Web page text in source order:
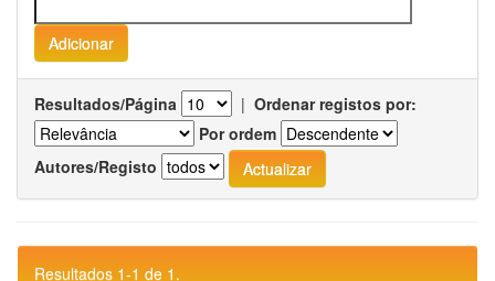
Resultados/Página | Ordenar registos por:
Por ordem
Autores/Registo
Resultados 1-1 de 1.